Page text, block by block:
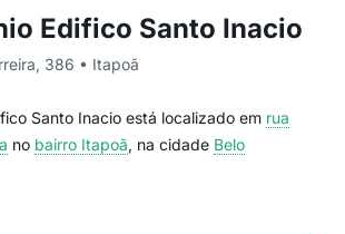
Edifico Santo Inacio
386 • Itapoã
Santo Inacio está localizado em rua
no bairro Itapoã, na cidade Belo